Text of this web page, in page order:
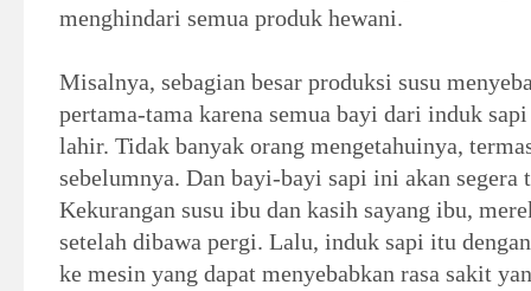
menghindari semua produk hewani.
Misalnya, sebagian besar produksi susu
pertama-tama karena semua bayi dari induk
lahir. Tidak banyak orang mengetahuinya,
sebelumnya. Dan bayi-bayi sapi ini akan segera
Kekurangan susu ibu dan kasih sayang ibu,
setelah dibawa pergi. Lalu, induk sapi itu
ke mesin yang dapat menyebabkan rasa sakit